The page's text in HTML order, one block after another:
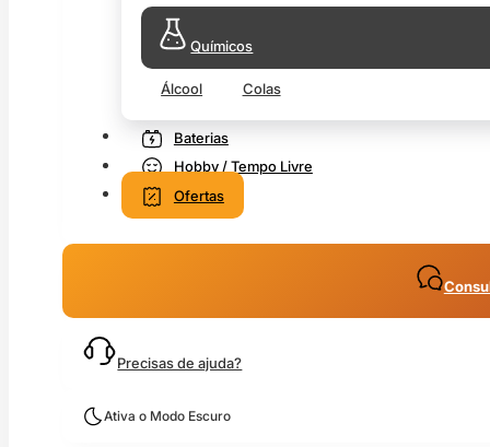
Químicos
Álcool Colas
Baterias
Hobby / Tempo Livre
Ofertas
Precisas de ajuda?
Ativa o Modo Escuro